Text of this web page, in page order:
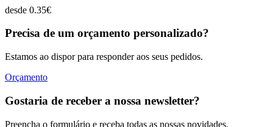
desde 0.35€
Precisa de um orçamento personalizado?
Estamos ao dispor para responder aos seus pedidos.
Orçamento
Gostaria de receber a nossa newsletter?
Preencha o formulário e receba todas as nossas novidades.